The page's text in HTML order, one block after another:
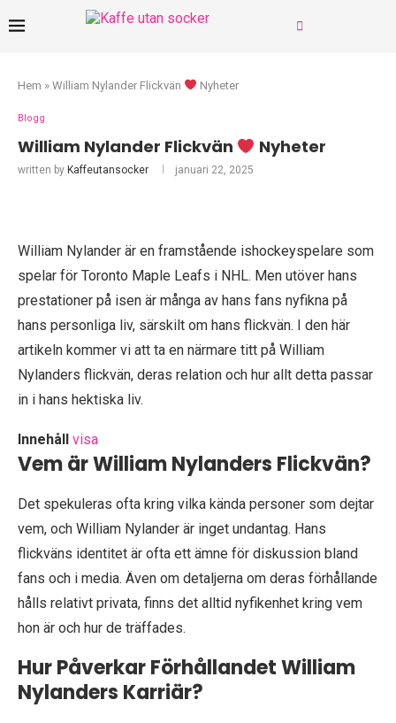
Hem » William Nylander Flickvän Nyheter
Blogg
William Nylander Flickvän Nyheter
written by Kaffeutansocker januari 22, 2025
William Nylander är en framstående ishockeyspelare som
spelar för Toronto Maple Leafs i NHL. Men utöver hans
prestationer på isen är många av hans fans nyfikna på
hans personliga liv, särskilt om hans flickvän. I den här
artikeln kommer vi att ta en närmare titt på William
Nylanders flickvän, deras relation och hur allt detta passar
in i hans hektiska liv.
Innehåll visa
Vem är William Nylanders Flickvän?
Det spekuleras ofta kring vilka kända personer som dejtar
vem, och William Nylander är inget undantag. Hans
flickväns identitet är ofta ett ämne för diskussion bland
fans och i media. Även om detaljerna om deras förhållande
hålls relativt privata, finns det alltid nyfikenhet kring vem
hon är och hur de träffades.
Hur Påverkar Förhållandet William
Nylanders Karriär?